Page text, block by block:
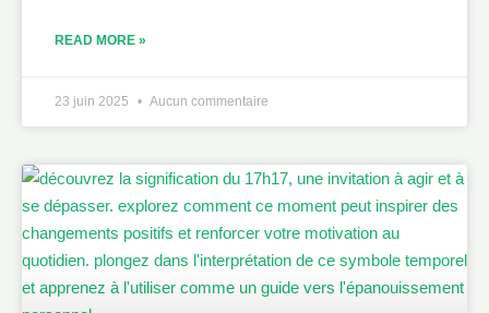
READ MORE »
23 juin 2025 Aucun commentaire